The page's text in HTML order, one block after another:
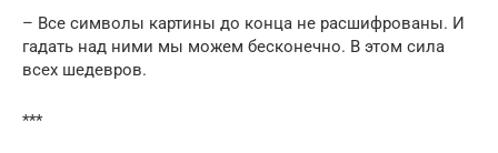
– Все символы картины до конца не расшифрованы. И
гадать над ними мы можем бесконечно. В этом сила
всех шедевров.
***